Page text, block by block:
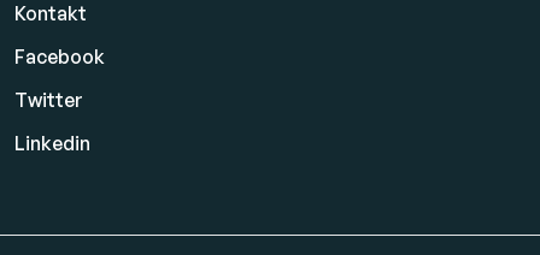
Kontakt
Facebook
Twitter
Linkedin